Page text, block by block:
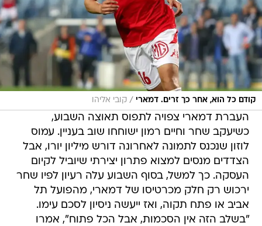
קודם כל הוא, אחר כך זרים. דמארי / קובי אליהו
העברת דמארי צפויה לתפוס תאוצה השבוע,
כשיעקב שחר וחיים רמון ישוחחו שוב בעניין. עמוס
לוזון שנכנס לתמונה לאחרונה דורש מיליון יורו, אבל
הצדדים מנסים למצוא פתרון יצירתי שיוביל לקיום
העסקה. כך למשל, בסוף השבוע עלה רעיון לפיו שחר
ירכוש רק חלק מכרטיסו של דמארי, מהפועל תל
אביב או פתח תקוה, ואז ייעשה ניסיון לסכם עימו.
"בשלב הזה אין הסכמות, אבל הכל פתוח", אמרו